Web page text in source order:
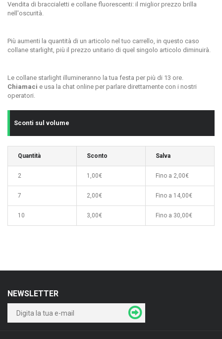
Vendita di braccialetti e collane fluorescenti: il miglior prezzo brilla
nell'oscurità.
Più aumenti la quantità di un articolo nel tuo carrello, in questo caso
collane starlight, più il prezzo unitario di quel singolo articolo diminuirà.
Le collane starlight illumineranno la tua festa per più di 13 ore.
Chiamaci e usa la chat online per parlare direttamente con i nostri
operatori.
Sconti sul volume
Quantità Sconto Salva
2 1,00€ Fino a 2,00€
7 2,00€ Fino a 14,00€
10 3,00€ Fino a 30,00€
NEWSLETTER